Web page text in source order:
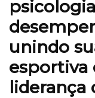
unindo
esportiva
liderança